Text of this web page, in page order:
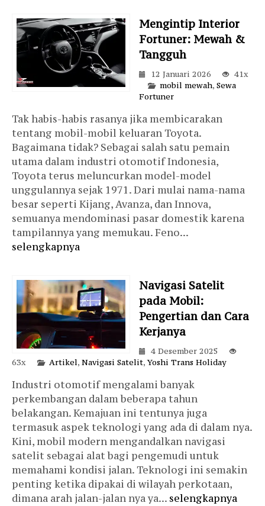
Mengintip Interior
Fortuner: Mewah &
Tangguh
12 Januari 2026
41x
mobil mewah, Sewa
Fortuner
Tak habis-habis rasanya jika membicarakan
tentang mobil-mobil keluaran Toyota.
Bagaimana tidak? Sebagai salah satu pemain
utama dalam industri otomotif Indonesia,
Toyota terus meluncurkan model-model
unggulannya sejak 1971. Dari mulai nama-nama
besar seperti Kijang, Avanza, dan Innova,
semuanya mendominasi pasar domestik karena
tampilannya yang memukau. Feno...
selengkapnya
Navigasi Satelit
pada Mobil:
Pengertian dan Cara
Kerjanya
4 Desember 2025
63x
Artikel, Navigasi Satelit,Yoshi Trans Holiday
Industri otomotif mengalami banyak
perkembangan dalam beberapa tahun
belakangan. Kemajuan ini tentunya juga
termasuk aspek teknologi yang ada di dalam nya.
Kini, mobil modern mengandalkan navigasi
satelit sebagai alat bagi pengemudi untuk
memahami kondisi jalan. Teknologi ini semakin
penting ketika dipakai di wilayah perkotaan,
dimana arah jalan-jalan nya ya... selengkapnya